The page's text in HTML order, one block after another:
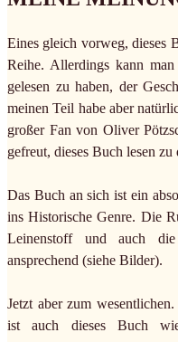
Eines gleich vorweg, dieses
Reihe. Allerdings kann
gelesen zu haben, der
meinen Teil habe aber
großer Fan von Oliver
gefreut, dieses Buch lesen zu
Das Buch an sich ist ein
ins Historische Genre. Die
Leinenstoff und auch
ansprechend (siehe Bilder).
Jetzt aber zum
ist auch dieses Buch